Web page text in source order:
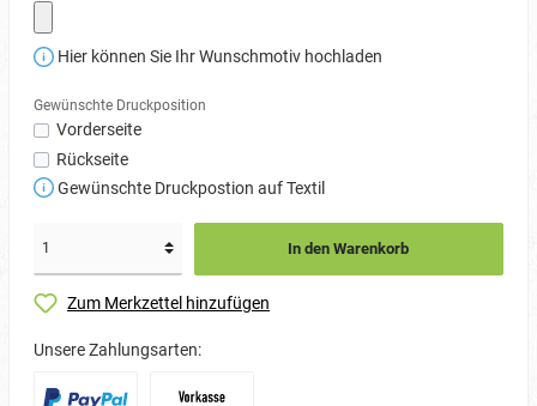
Hier können Sie Ihr Wunschmotiv hochladen
Gewünschte Druckposition
Vorderseite
Rückseite
Gewünschte Druckpostion auf Textil
In den Warenkorb
Zum Merkzettel hinzufügen
Unsere Zahlungsarten: